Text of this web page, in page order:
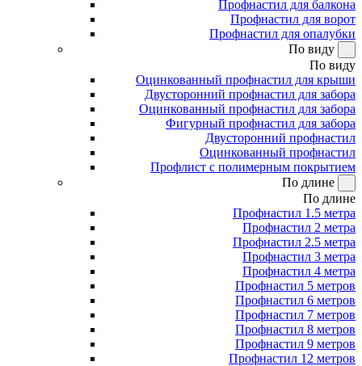
Профнастил для балкона
Профнастил для ворот
Профнастил для опалубки
По виду
По виду
Оцинкованный профнастил для крыши
Двусторонний профнастил для забора
Оцинкованный профнастил для забора
Фигурный профнастил для забора
Двусторонний профнастил
Оцинкованный профнастил
Профлист с полимерным покрытием
По длине
По длине
Профнастил 1.5 метра
Профнастил 2 метра
Профнастил 2.5 метра
Профнастил 3 метра
Профнастил 4 метра
Профнастил 5 метров
Профнастил 6 метров
Профнастил 7 метров
Профнастил 8 метров
Профнастил 9 метров
Профнастил 12 метров